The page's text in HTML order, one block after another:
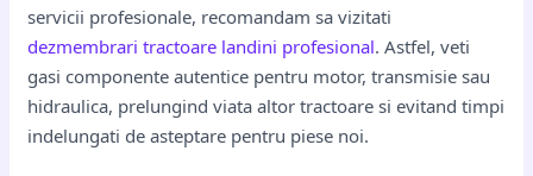
servicii profesionale, recomandam sa vizitati
dezmembrari tractoare landini profesional. Astfel, veti
gasi componente autentice pentru motor, transmisie sau
hidraulica, prelungind viata altor tractoare si evitand timpi
indelungati de asteptare pentru piese noi.